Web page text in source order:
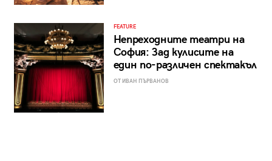
FEATURE
Непреходните театри на
София: Зад кулисите на
един по-различен спектакъл
ОТ ИВАН ПЪРВАНОВ